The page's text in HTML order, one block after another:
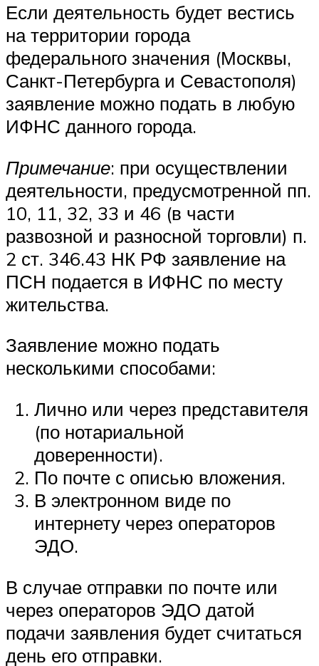
Если деятельность будет вестись
на территории города
федерального значения (Москвы,
Санкт-Петербурга и Севастополя)
заявление можно подать в любую
ИФНС данного города.
Примечание: при осуществлении
деятельности, предусмотренной пп.
10, 11, 32, 33 и 46 (в части
развозной и разносной торговли) п.
2 ст. 346.43 НК РФ заявление на
ПСН подается в ИФНС по месту
жительства.
Заявление можно подать
несколькими способами:
Лично или через представителя
(по нотариальной
доверенности).
По почте с описью вложения.
В электронном виде по
интернету через операторов
ЭДО.
В случае отправки по почте или
через операторов ЭДО датой
подачи заявления будет считаться
день его отправки.